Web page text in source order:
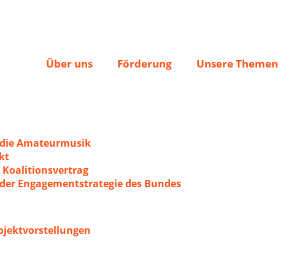
Über uns Förderung Unsere Themen
Amateurmusik
Engagementstrategie des Bundes